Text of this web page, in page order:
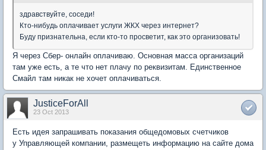
здравствуйте, соседи!
Кто-нибудь оплачивает услуги ЖКХ через интернет?
Буду признательна, если кто-то просветит, как это организовать!
Я через Сбер- онлайн оплачиваю. Основная масса организаций
там уже есть, а те что нет плачу по реквизитам. Единственное
Смайл там никак не хочет оплачиваться.
JusticeForAll
23 Oct 2013
Есть идея запрашивать показания общедомовых счетчиков
у Управляющей компании, размещеть информацию на сайте дома